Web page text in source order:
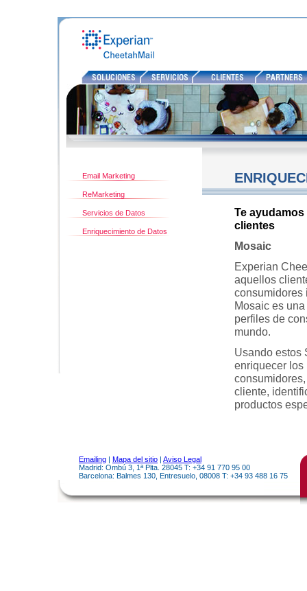
Email Marketing
ReMarketing
Servicios de Datos
Enriquecimiento de Datos
Te
clientes
Mosaic
Experian
aquellos
consumidores
Mosaic es
perfiles de
mundo.
Usando estos
enriquecer los
cliente,
productos
Emailing | Mapa del sitio | Aviso Legal
Madrid: Ombú 3, 1ª Plta. 28045 T: +34 91 770 95 00
Barcelona: Balmes 130, Entresuelo, 08008 T: +34 93 488 16 75